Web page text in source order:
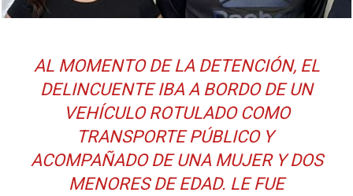
AL MOMENTO DE LA DETENCIÓN, EL
DELINCUENTE IBA A BORDO DE UN
VEHÍCULO ROTULADO COMO
TRANSPORTE PÚBLICO Y
ACOMPAÑADO DE UNA MUJER Y DOS
MENORES DE EDAD. LE FUE